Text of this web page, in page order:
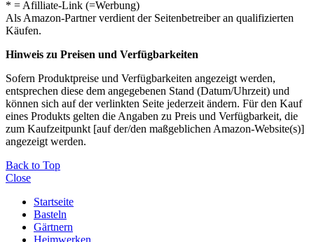
* = Afilliate-Link (=Werbung)
Als Amazon-Partner verdient der Seitenbetreiber an qualifizierten
Käufen.
Hinweis zu Preisen und Verfügbarkeiten
Sofern Produktpreise und Verfügbarkeiten angezeigt werden,
entsprechen diese dem angegebenen Stand (Datum/Uhrzeit) und
können sich auf der verlinkten Seite jederzeit ändern. Für den Kauf
eines Produkts gelten die Angaben zu Preis und Verfügbarkeit, die
zum Kaufzeitpunkt [auf der/den maßgeblichen Amazon-Website(s)]
angezeigt werden.
Back to Top
Close
Startseite
Basteln
Gärtnern